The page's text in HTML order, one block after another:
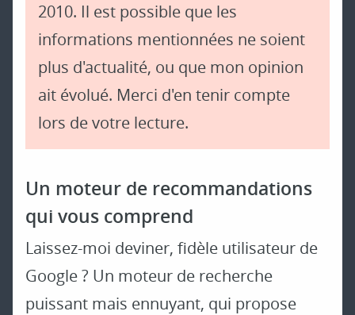
2010. Il est possible que les
informations mentionnées ne soient
plus d'actualité, ou que mon opinion
ait évolué. Merci d'en tenir compte
lors de votre lecture.
Un moteur de recommandations
qui vous comprend
Laissez-moi deviner, fidèle utilisateur de
Google ? Un moteur de recherche
puissant mais ennuyant, qui propose